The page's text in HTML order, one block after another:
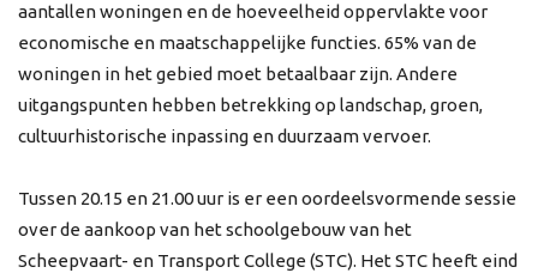
aantallen woningen en de hoeveelheid oppervlakte voor
economische en maatschappelijke functies. 65% van de
woningen in het gebied moet betaalbaar zijn. Andere
uitgangspunten hebben betrekking op landschap, groen,
cultuurhistorische inpassing en duurzaam vervoer.
Tussen 20.15 en 21.00 uur is er een oordeelsvormende sessie
over de aankoop van het schoolgebouw van het
Scheepvaart- en Transport College (STC). Het STC heeft eind